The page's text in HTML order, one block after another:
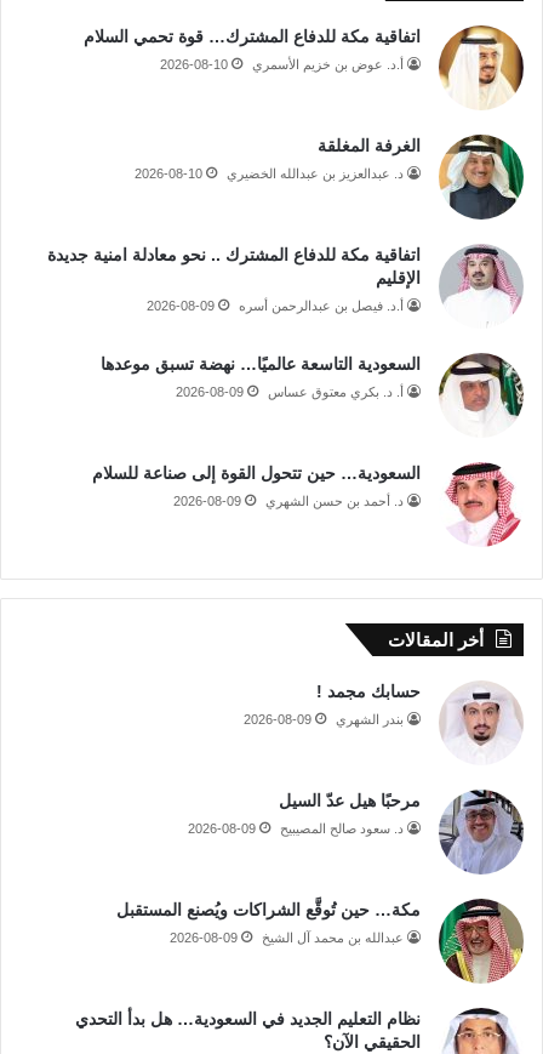
اتفاقية مكة للدفاع المشترك… قوة تحمي السلام
أ.د. عوض بن خزيم الأسمري 2026-08-10
الغرفة المغلقة
د. عبدالعزيز بن عبدالله الخضيري 2026-08-10
اتفاقية مكة للدفاع المشترك .. نحو معادلة امنية جديدة
الإقليم
أ.د. فيصل بن عبدالرحمن أسره 2026-08-09
السعودية التاسعة عالميًا… نهضة تسبق موعدها
أ. د. بكري معتوق عساس 2026-08-09
السعودية… حين تتحول القوة إلى صناعة للسلام
د. أحمد بن حسن الشهري 2026-08-09
أخر المقالات
حسابك مجمد !
بندر الشهري 2026-08-09
مرحبًا هيل عدّ السيل
د. سعود صالح المصيبيح 2026-08-09
مكة… حين تُوقَّع الشراكات ويُصنع المستقبل
عبدالله بن محمد آل الشيخ 2026-08-09
نظام التعليم الجديد في السعودية… هل بدأ التحدي
الحقيقي الآن؟